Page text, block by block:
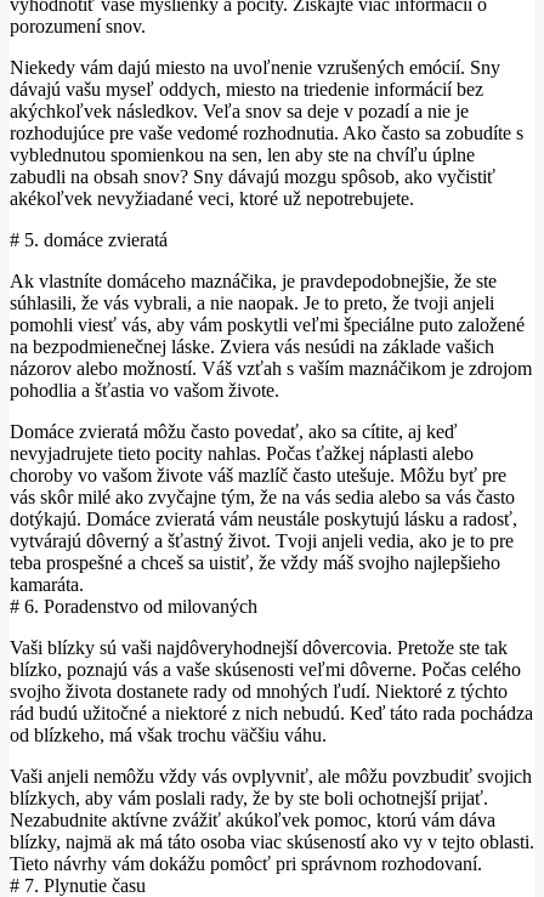
porozumení snov.
Niekedy vám dajú miesto na uvoľnenie vzrušených emócií. Sny
dávajú vašu myseľ oddych, miesto na triedenie informácií bez
akýchkoľvek následkov. Veľa snov sa deje v pozadí a nie je
rozhodujúce pre vaše vedomé rozhodnutia. Ako často sa zobudíte s
vyblednutou spomienkou na sen, len aby ste na chvíľu úplne
zabudli na obsah snov? Sny dávajú mozgu spôsob, ako vyčistiť
akékoľvek nevyžiadané veci, ktoré už nepotrebujete.
# 5. domáce zvieratá
Ak vlastníte domáceho maznáčika, je pravdepodobnejšie, že ste
súhlasili, že vás vybrali, a nie naopak. Je to preto, že tvoji anjeli
pomohli viesť vás, aby vám poskytli veľmi špeciálne puto založené
na bezpodmienečnej láske. Zviera vás nesúdi na základe vašich
názorov alebo možností. Váš vzťah s vaším maznáčikom je zdrojom
pohodlia a šťastia vo vašom živote.
Domáce zvieratá môžu často povedať, ako sa cítite, aj keď
nevyjadrujete tieto pocity nahlas. Počas ťažkej náplasti alebo
choroby vo vašom živote váš mazlíč často utešuje. Môžu byť pre
vás skôr milé ako zvyčajne tým, že na vás sedia alebo sa vás často
dotýkajú. Domáce zvieratá vám neustále poskytujú lásku a radosť,
vytvárajú dôverný a šťastný život. Tvoji anjeli vedia, ako je to pre
teba prospešné a chceš sa uistiť, že vždy máš svojho najlepšieho
kamaráta.
# 6. Poradenstvo od milovaných
Vaši blízky sú vaši najdôveryhodnejší dôvercovia. Pretože ste tak
blízko, poznajú vás a vaše skúsenosti veľmi dôverne. Počas celého
svojho života dostanete rady od mnohých ľudí. Niektoré z týchto
rád budú užitočné a niektoré z nich nebudú. Keď táto rada pochádza
od blízkeho, má však trochu väčšiu váhu.
Vaši anjeli nemôžu vždy vás ovplyvniť, ale môžu povzbudiť svojich
blízkych, aby vám poslali rady, že by ste boli ochotnejší prijať.
Nezabudnite aktívne zvážiť akúkoľvek pomoc, ktorú vám dáva
blízky, najmä ak má táto osoba viac skúseností ako vy v tejto oblasti.
Tieto návrhy vám dokážu pomôcť pri správnom rozhodovaní.
# 7. Plynutie času